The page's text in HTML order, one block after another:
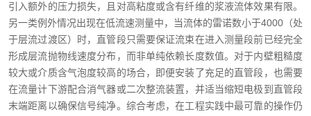
引入额外的压力损失，且对高粘度或含有纤维的浆液流体效果有限。
另一类例外情况出现在低流速测量中，当流体的雷诺数小于4000（处
于层流过渡区）时，直管段只需要保证流束在进入测量段前已经完全
形成层流抛物线速度分布，而非单纯依赖长度数值。对于内壁粗糙度
较大或介质含气泡度较高的场合，即便安装了充足的直管段，也需要
在流量计下游配合消气器或二次整流装置，并适当缩短电极到直管段
末端距离以确保信号纯净。综合考虑，在工程实践中最可靠的操作仍